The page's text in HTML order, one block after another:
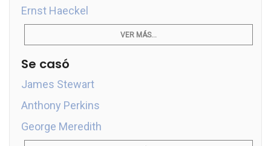
Ernst Haeckel
VER MÁS...
Se casó
James Stewart
Anthony Perkins
George Meredith